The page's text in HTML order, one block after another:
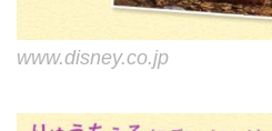
www.disney.co.jp